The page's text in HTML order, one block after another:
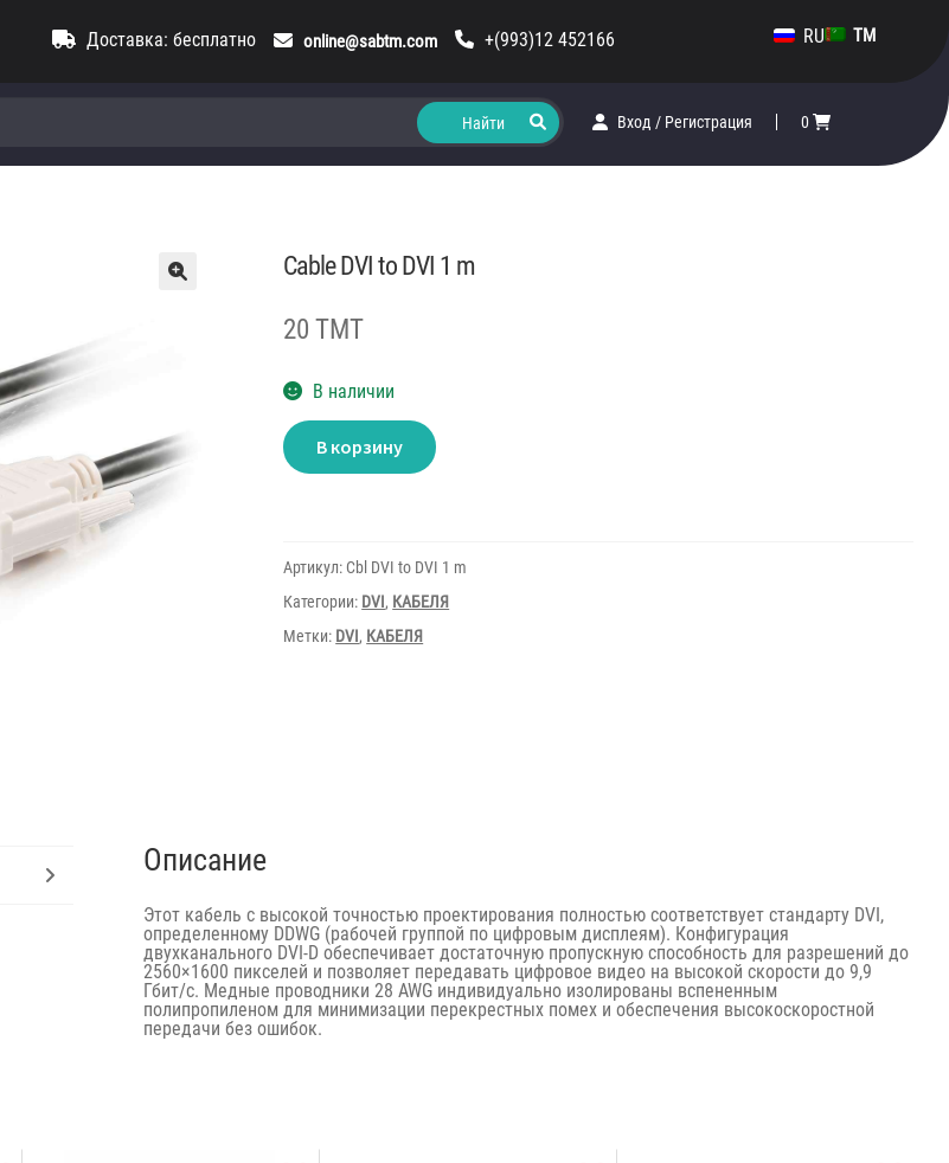
Доставка: бесплатно online@sabtm.com +(993)12 452166 RU TM
Вход / Регистрация 0
Cable DVI to DVI 1 m
20 TMT
В наличии
Количество
товара
Cable
m
В корзину
Артикул: Cbl DVI to DVI 1 m
Категории: DVI, КАБЕЛЯ
Метки: DVI, КАБЕЛЯ
Описание
Этот кабель с высокой точностью проектирования полностью соответствует стандарту DVI,
определенному DDWG (рабочей группой по цифровым дисплеям). Конфигурация
двухканального DVI-D обеспечивает достаточную пропускную способность для разрешений до
2560×1600 пикселей и позволяет передавать цифровое видео на высокой скорости до 9,9
Гбит/с. Медные проводники 28 AWG индивидуально изолированы вспененным
полипропиленом для минимизации перекрестных помех и обеспечения высокоскоростной
передачи без ошибок.